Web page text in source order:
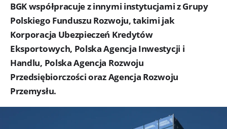
BGK współpracuje z innymi instytucjami z Grupy
Polskiego Funduszu Rozwoju, takimi jak
Korporacja Ubezpieczeń Kredytów
Eksportowych, Polska Agencja Inwestycji i
Handlu, Polska Agencja Rozwoju
Przedsiębiorczości oraz Agencja Rozwoju
Przemysłu.